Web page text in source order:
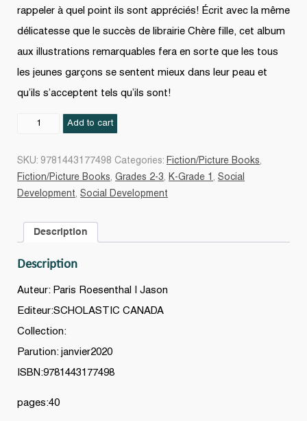
rappeler à quel point ils sont appréciés! Écrit avec la même
délicatesse que le succès de librairie Chère fille, cet album
aux illustrations remarquables fera en sorte que les tous
les jeunes garçons se sentent mieux dans leur peau et
qu’ils s’acceptent tels qu’ils sont!
Add to cart
SKU: 9781443177498 Categories: Fiction/Picture Books,
Fiction/Picture Books, Grades 2-3, K-Grade 1 , Social
Development, Social Development
Description
Description
Auteur: Paris Roesenthal | Jason
Editeur:SCHOLASTIC CANADA
Collection:
Parution: janvier2020
ISBN:9781443177498
pages:40